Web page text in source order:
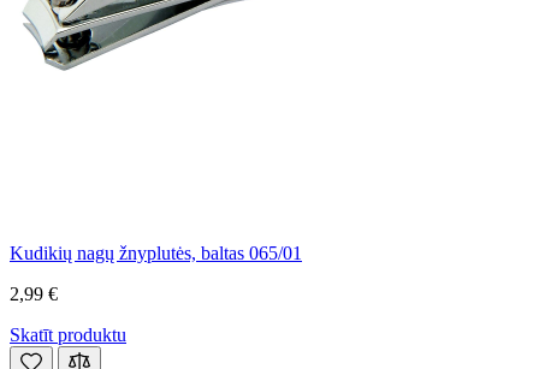
Kudikių nagų žnyplutės, baltas 065/01
2,99 €
Skatīt produktu